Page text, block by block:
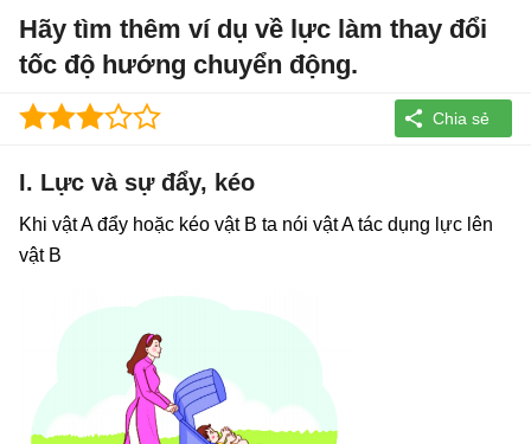
Hãy tìm thêm ví dụ về lực làm thay đổi
tốc độ hướng chuyển động.
I. Lực và sự đẩy, kéo
Khi vật A đẩy hoặc kéo vật B ta nói vật A tác dụng lực lên
vật B